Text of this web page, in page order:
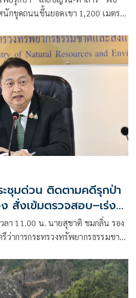
กขุดถนนขึ้นยอดเขา 1,200 เมตร
สั่งเข้มตรวจสอบ–เร่ง
ด
ลา 11.00 น. นายสุชาติ ชมกลิ่น รอง
ว่าการกระทรวงทรัพยากรธรรมชาติ
การบุกรุกตัดไม้ทำลายป่า และการ
องการทำประโยชน์ (น.ส.3 ก.) ท้องที่